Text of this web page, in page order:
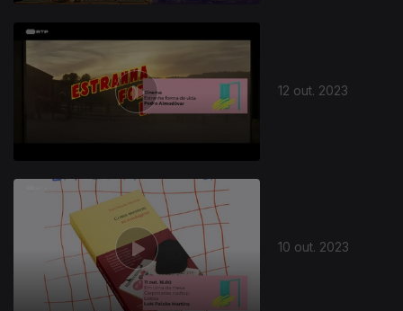
12 out. 2023
10 out. 2023
720139